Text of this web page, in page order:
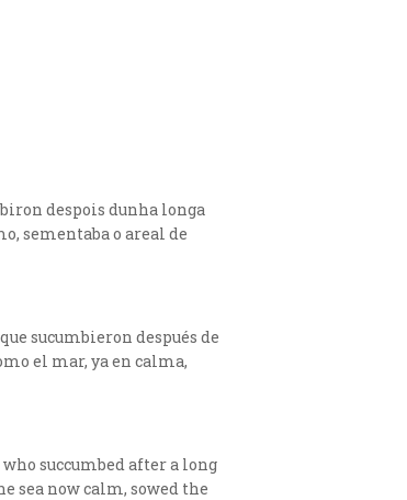
despois dunha longa
sementaba o areal de
sucumbieron después de
el mar, ya en calma,
succumbed after a long
sea now calm, sowed the